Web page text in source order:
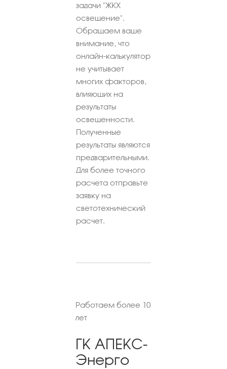
задачи "ЖКХ
освещение".
Обращаем ваше
внимание, что
онлайн-калькулятор
не учитывает
многих факторов,
влияющих на
результаты
освещенности.
Полученные
результаты являются
предварительными.
Для более точного
расчета отправьте
заявку на
светотехнический
расчет.
Работаем более 10
лет
ГК АПЕКС-
Энерго